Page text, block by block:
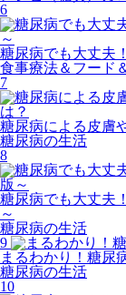
6
糖尿病でも大丈夫
食事療法＆フード
7
糖尿病による皮膚
糖尿病の生活
8
糖尿病でも大丈夫
～
糖尿病の生活
9
まるわかり！糖尿
糖尿病の生活
10